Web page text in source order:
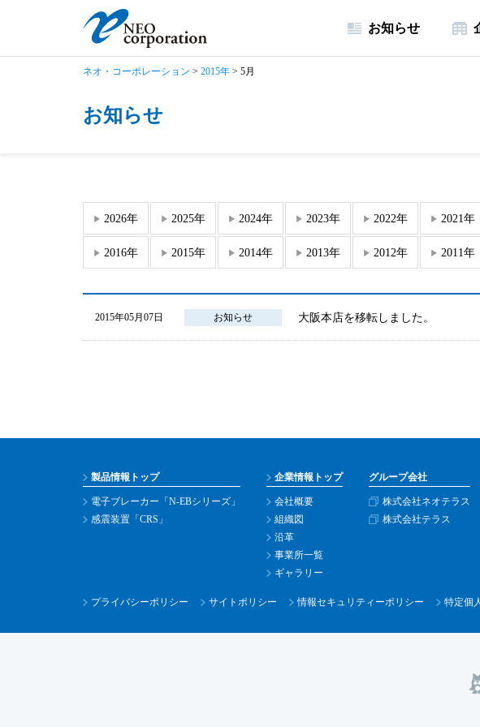
お知らせ
ネオ・コーポレーション > 2015年 > 5月
お知らせ
2026年 2025年 2024年 2023年 2022年 2021年
2016年 2015年 2014年 2013年 2012年 2011年
2015年05月07日 お知らせ 大阪本店を移転しました。
製品情報トップ
電子ブレーカー「N-EBシリーズ」
感震装置「CRS」
企業情報トップ
会社概要
組織図
沿革
事業所一覧
ギャラリー
グループ会社
株式会社ネオテラス
株式会社テラス
プライバシーポリシー サイトポリシー 情報セキュリティーポリシー 特定個